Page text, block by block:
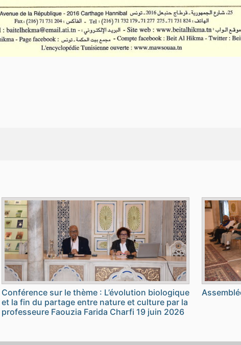
Conférence sur le thème : L’évolution biologique
et la fin du partage entre nature et culture par la
professeure Faouzia Farida Charfi 19 juin 2026